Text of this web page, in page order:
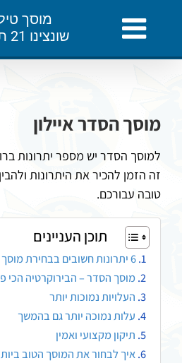
מוסך
שונצינו 21 ת״א
מוסך הסדר איילון
למוסך הסדר יש מספר יתרונות
זה הזמן להכיר את היתרונות
טובה עבורכם.
תוכן העניינים
6 יתרונות חשובים בבחירת מוסך הסדר איילון
מוסך הסדר – הבירוקרטיה הכי
העלויות נמוכות יותר
עלות נמוכה יותר גם בהמשך
תיקון מקצועי ואמין
איך לבחור את המוסך הטוב